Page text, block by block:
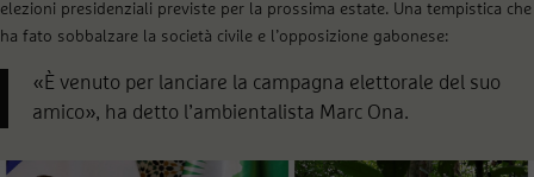
elezioni presidenziali previste per la prossima estate. Una tempistica che
ha fato sobbalzare la società civile e l’opposizione gabonese:
«È venuto per lanciare la campagna elettorale del suo
amico», ha detto l’ambientalista Marc Ona.